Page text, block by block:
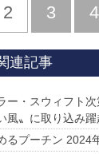
2 3 4
連記事
ー・スウィフト
風〟に取り込み躍
るプーチン 2024